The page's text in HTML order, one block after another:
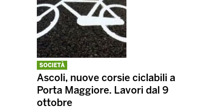
SOCIETÀ
Ascoli, nuove corsie ciclabili a
Porta Maggiore. Lavori dal 9
ottobre